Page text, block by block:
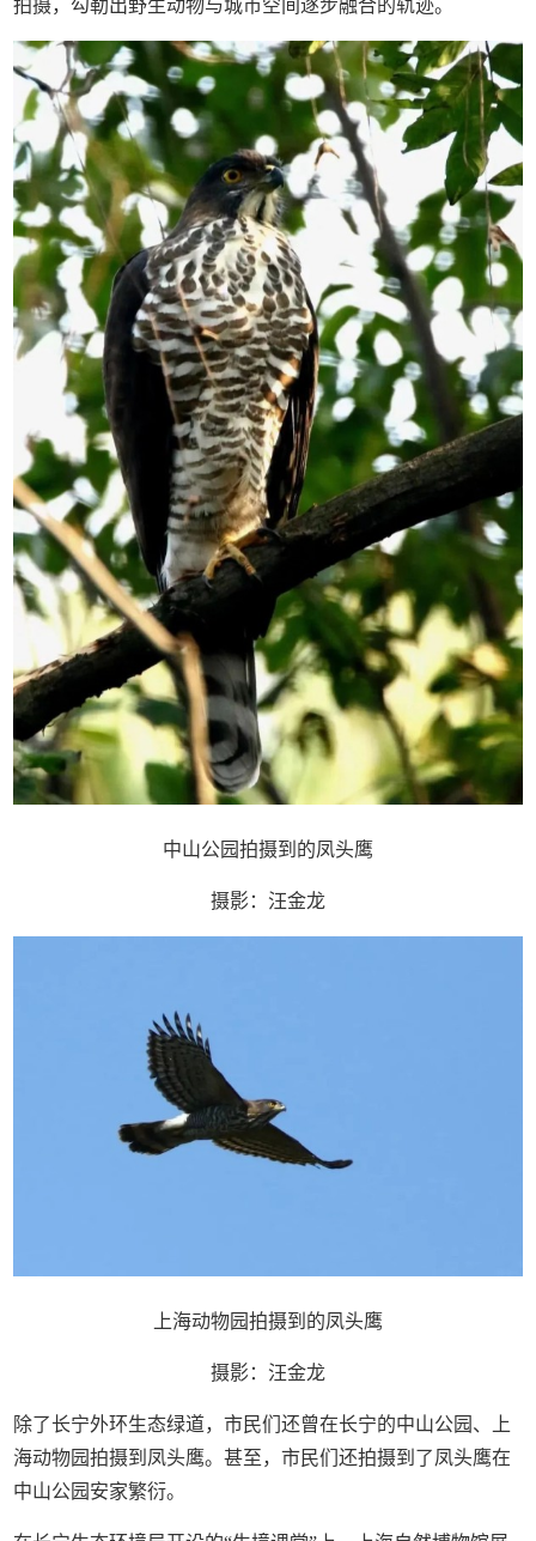
拍摄，勾勒出野生动物与城市空间逐步融合的轨迹。
中山公园拍摄到的凤头鹰
摄影：汪金龙
上海动物园拍摄到的凤头鹰
摄影：汪金龙
除了长宁外环生态绿道，市民们还曾在长宁的中山公园、上
海动物园拍摄到凤头鹰。甚至，市民们还拍摄到了凤头鹰在
中山公园安家繁衍。